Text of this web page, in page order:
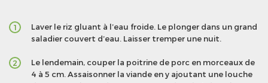
1
Laver le riz gluant à l’eau froide. Le plonger dans un grand
saladier couvert d’eau. Laisser tremper une nuit.
2
Le lendemain, couper la poitrine de porc en morceaux de
4 à 5 cm. Assaisonner la viande en y ajoutant une louche